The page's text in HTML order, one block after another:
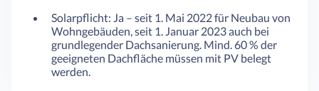
Solarpflicht: Ja – seit 1. Mai 2022 für Neubau von
Wohngebäuden, seit 1. Januar 2023 auch bei
grundlegender Dachsanierung. Mind. 60 % der
geeigneten Dachfläche müssen mit PV belegt
werden.